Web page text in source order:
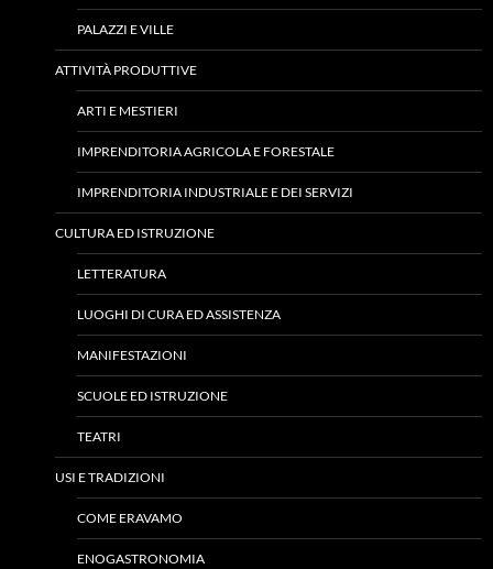
PALAZZI E VILLE
ATTIVITÀ PRODUTTIVE
ARTI E MESTIERI
IMPRENDITORIA AGRICOLA E FORESTALE
IMPRENDITORIA INDUSTRIALE E DEI SERVIZI
CULTURA ED ISTRUZIONE
LETTERATURA
LUOGHI DI CURA ED ASSISTENZA
MANIFESTAZIONI
SCUOLE ED ISTRUZIONE
TEATRI
USI E TRADIZIONI
COME ERAVAMO
ENOGASTRONOMIA